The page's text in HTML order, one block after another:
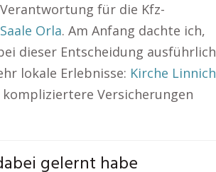
für die Kfz-
Orla. Am Anfang dachte ich,
dieser Entscheidung ausführlich
lokale Erlebnisse: Kirche Linnich
Versicherungen
gelernt habe